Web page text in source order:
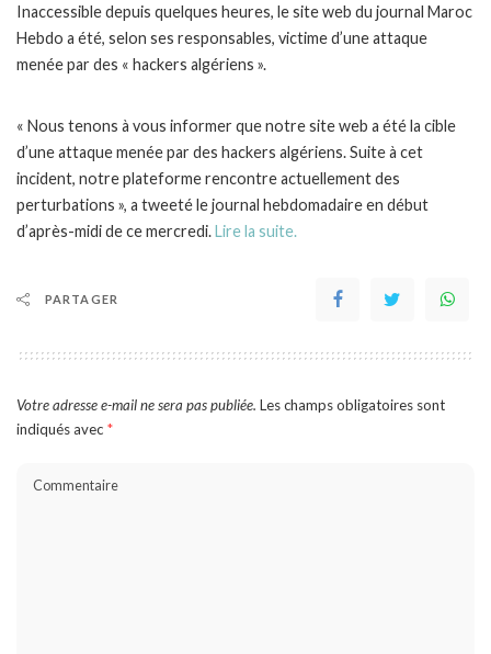
Inaccessible depuis quelques heures, le site web du journal Maroc
Hebdo a été, selon ses responsables, victime d’une attaque
menée par des « hackers algériens ».
« Nous tenons à vous informer que notre site web a été la cible
d’une attaque menée par des hackers algériens. Suite à cet
incident, notre plateforme rencontre actuellement des
perturbations », a tweeté le journal hebdomadaire en début
d’après-midi de ce mercredi.Lire la suite.
PARTAGER
Votre adresse e-mail ne sera pas publiée. Les champs obligatoires sont
indiqués avec *